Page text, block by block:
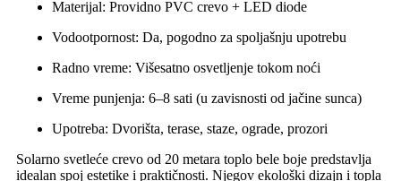
Materijal: Providno PVC crevo + LED diode
Vodootpornost: Da, pogodno za spoljašnju upotrebu
Radno vreme: Višesatno osvetljenje tokom noći
Vreme punjenja: 6–8 sati (u zavisnosti od jačine sunca)
Upotreba: Dvorišta, terase, staze, ograde, prozori
Solarno svetleće crevo od 20 metara toplo bele boje predstavlja
idealan spoj estetike i praktičnosti. Njegov ekološki dizajn i topla